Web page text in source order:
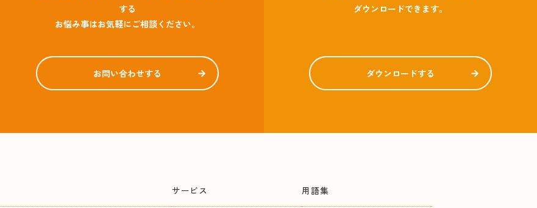
する
お悩み事はお気軽にご相談ください。
お問い合わせする
ダウンロードできます。
ダウンロードする
サービス 用語集